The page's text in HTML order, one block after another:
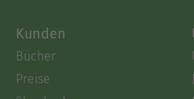
Kunden
Bücher
Preise